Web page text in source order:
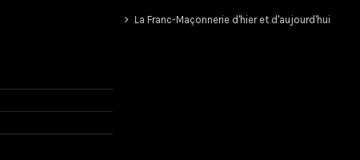
La Franc-Maçonnerie d'hier et d'aujourd'hui